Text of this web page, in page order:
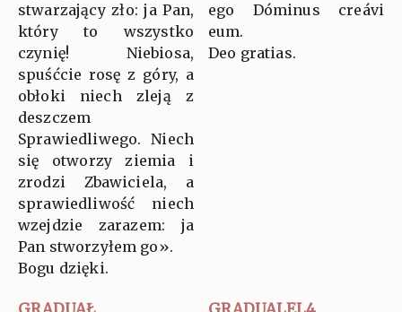
stwarzający zło: ja Pan,
który to wszystko
czynię! Niebiosa,
spuśćcie rosę z góry, a
obłoki niech zleją z
deszczem
Sprawiedliwego. Niech
się otworzy ziemia i
zrodzi Zbawiciela, a
sprawiedliwość niech
wzejdzie zarazem: ja
Pan stworzyłem go».
Bogu dzięki.
ego Dóminus creávi
eum.
Deo gratias.